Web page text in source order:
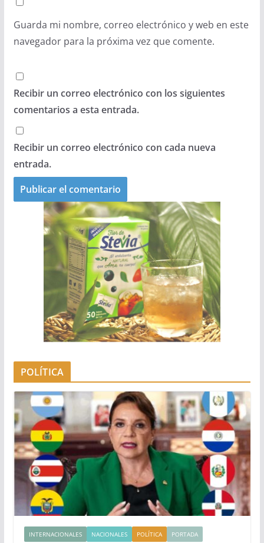
Guarda mi nombre, correo electrónico y web en este
navegador para la próxima vez que comente.
Recibir un correo electrónico con los siguientes
comentarios a esta entrada.
Recibir un correo electrónico con cada nueva
entrada.
POLÍTICA
INTERNACIONALES NACIONALES POLÍTICA PORTADA